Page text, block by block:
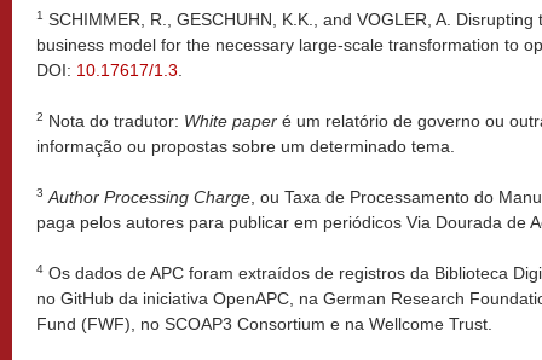
1 SCHIMMER, R., GESCHUHN, K.K., and VOGLER, A. Disrupting
business model for the necessary large-scale transformation to
DOI: 10.17617/1.3.
2 Nota do tradutor: White paper é um relatório de governo ou
informação ou propostas sobre um determinado tema.
3 Author Processing Charge, ou Taxa de Processamento do
paga pelos autores para publicar em periódicos Via Dourada de
4 Os dados de APC foram extraídos de registros da Biblioteca
no GitHub da iniciativa OpenAPC, na German Research
Fund (FWF), no SCOAP3 Consortium e na Wellcome Trust.